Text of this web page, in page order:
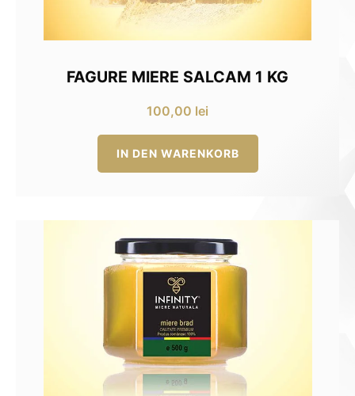
FAGURE MIERE SALCAM 1 KG
100,00 lei
IN DEN WARENKORB